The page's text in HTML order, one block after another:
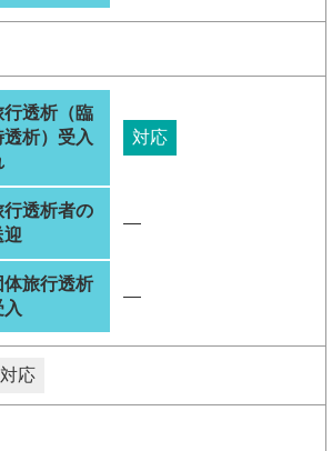
行透析（臨
透析）受入
対応
行透析者の
迎
―
体旅行透析
入
―
応